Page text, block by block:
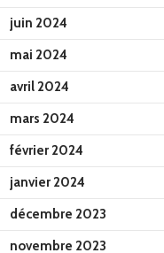
juin 2024
mai 2024
avril 2024
mars 2024
février 2024
janvier 2024
décembre 2023
novembre 2023